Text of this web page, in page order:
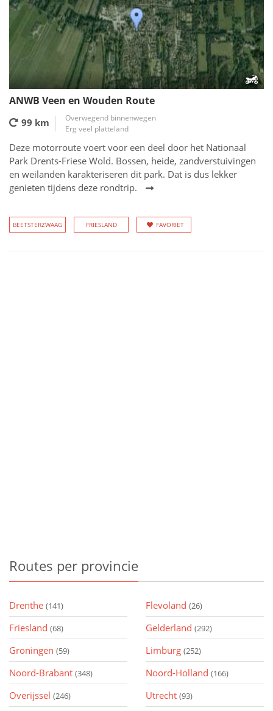
ANWB Veen en Wouden Route
99 km
Overwegend binnenwegen
Erg veel platteland
Deze motorroute voert voor een deel door het Nationaal
Park Drents-Friese Wold. Bossen, heide, zandverstuivingen
en weilanden karakteriseren dit park. Dat is dus lekker
genieten tijdens deze rondtrip.
BEETSTERZWAAG FRIESLAND FAVORIET
Routes per provincie
Drenthe (141) Flevoland (26)
Friesland (68) Gelderland (292)
Groningen (59) Limburg (252)
Noord-Brabant (348) Noord-Holland (166)
Overijssel (246) Utrecht (93)